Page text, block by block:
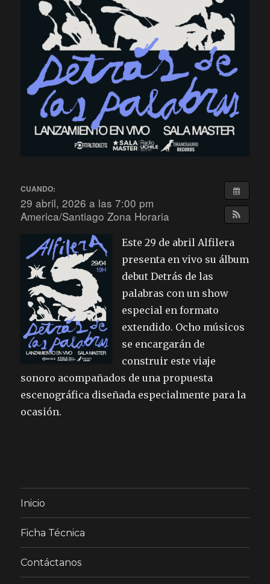
CUANDO:
29 abril, 2026 a las 7:00 pm
America/Santiago Zona Horaria
Este 29 de abril Alfilera
presenta en vivo su álbum
debut Detrás de las
palabras con un show
especial en formato
extendido. Ocho músicos
se encargarán de
construir este viaje
sonoro acompañados de una propuesta
escenográfica diseñada especialmente para la
ocasión.
Inicio
Ficha Técnica
Contáctanos